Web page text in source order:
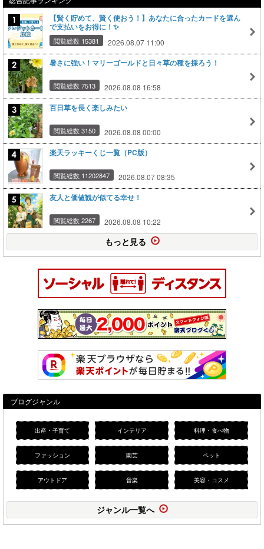
【賢く貯めて、賢く使おう！】あなたに合ったカードを選ん
で支払いをお得に！✨
閲覧総数 15381 2026.08.07 11:00
暑さに強い！マリーゴールドと日々草の種を採ろう！
閲覧総数 7513 2026.08.08 16:58
百日草を長く楽しみたい
閲覧総数 3150 2026.08.08 00:00
楽天ラッキーくじ一覧（PC版）
閲覧総数 11202847 2026.08.07 08:35
友人と価値観が似てる幸せ！
閲覧総数 2267 2026.08.08 10:22
もっと見る
ブログジャンル
出産・子育て インテリア 料理・食べ物
ファッション 園芸 ペット
アウトドア 音楽 美容・コスメ
ジャンル一覧へ